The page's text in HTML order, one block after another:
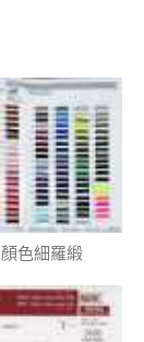
顏色細羅緞